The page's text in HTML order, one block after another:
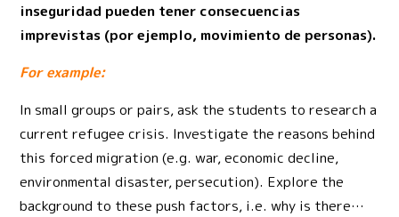
inseguridad pueden tener consecuencias
imprevistas (por ejemplo, movimiento de personas).
For example:
In small groups or pairs, ask the students to research a
current refugee crisis. Investigate the reasons behind
this forced migration (e.g. war, economic decline,
environmental disaster, persecution). Explore the
background to these push factors, i.e. why is there…